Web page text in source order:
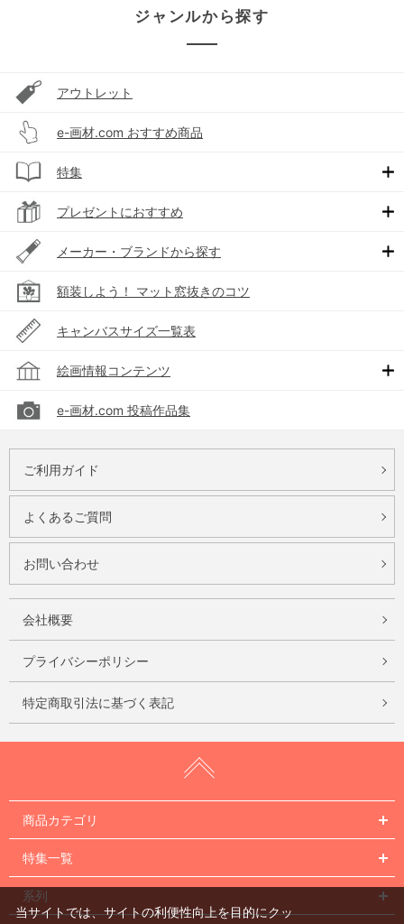
ジャンルから探す
アウトレット
e-画材.com おすすめ商品
特集
プレゼントにおすすめ
メーカー・ブランドから探す
額装しよう！ マット窓抜きのコツ
キャンバスサイズ一覧表
絵画情報コンテンツ
e-画材.com 投稿作品集
ご利用ガイド
よくあるご質問
お問い合わせ
会社概要
プライバシーポリシー
特定商取引法に基づく表記
商品カテゴリ
特集一覧
系列
当サイトでは、サイトの利便性向上を目的にクッ